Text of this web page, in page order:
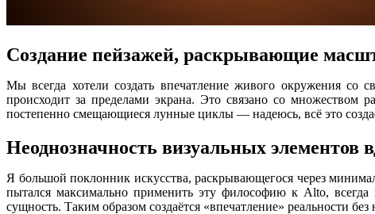
Создание пейзажей, раскрывающие
Мы всегда хотели создать впечатление живого окружения со
происходит за пределами экрана. Это связано со множеством
постепенно смещающиеся лунные циклы — надеюсь, всё это
Неоднозначность визуальных элементов
Я большой поклонник искусства, раскрывающегося через
пытался максимально применить эту философию к Alto, всегда
сущность. Таким образом создаётся «впечатление» реальности